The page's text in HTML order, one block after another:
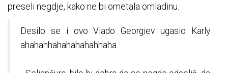
preseli negdje, kako ne bi ometala omladinu.
Desilo se i ovo Vlado Georgiev ugasio Karly
ahahahhahahahahahhaha